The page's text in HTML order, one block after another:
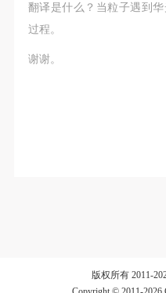
翻译是什么？当粒子遇到
过程。
谢谢。
版权所有 2011-